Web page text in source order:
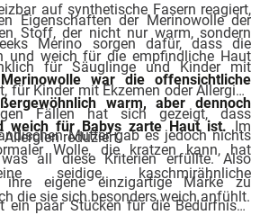
auf synthetische Fasern reagiert,
Stoff, der nicht nur warm, sondern
und weich für die empfindliche Haut
Merinowolle war die offensichtliche
warm, aber dennoch
weich für Babys zarte Haut ist. Im
Wolle, die kratzen kann, hat
seidige, kaschmirähnliche
die sie sich besonders weich anfühlt.
Eigenschaften der Merinowolle der
Merino sorgen dafür, dass die
für Säuglinge und Kinder mit
für Kinder mit Ekzemen oder Allergien
Fällen hat sich gezeigt, dass
reduziert.
Mütter gab es jedoch nichts
all diese Kriterien erfüllte. Also
ihre eigene einzigartige Marke zu
ein paar Stücken für die Bedürfnisse